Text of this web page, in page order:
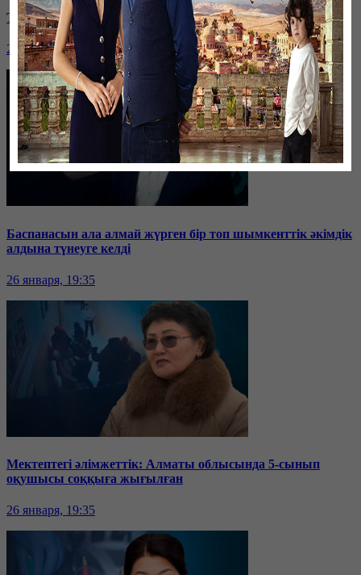
Таразда ТЭЦ қызметкерлері жалақы көтеруді талап етті
26 января, 19:36
Баспанасын ала алмай жүрген бір топ шымкенттік әкімдік
алдына түнеуге келді
26 января, 19:35
Мектептегі әлімжеттік: Алматы облысында 5-сынып
оқушысы соққыға жығылған
26 января, 19:35